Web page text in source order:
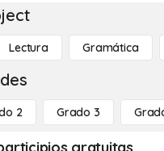
Lectura Gramática
2 Grado 3